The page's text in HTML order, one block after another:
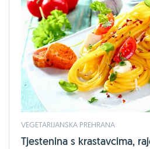
VEGETARIJANSKA PREHRANA
Tjestenina s krastavcima,